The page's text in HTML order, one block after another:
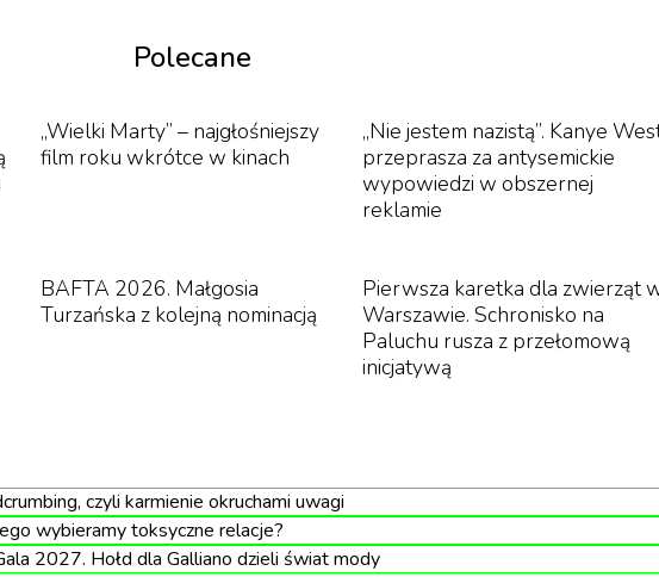
Polecane
„Wielki Marty” – najgłośniejszy
film roku wkrótce w kinach
„Nie jestem nazistą”. Kanye
przeprasza za antysemickie
wypowiedzi w obszernej
reklamie
BAFTA 2026. Małgosia
Turzańska z kolejną nominacją
Pierwsza karetka dla zwierząt
Warszawie. Schronisko na
Paluchu rusza z przełomową
inicjatywą
czyli karmienie okruchami uwagi
wybieramy toksyczne relacje?
2027. Hołd dla Galliano dzieli świat mody